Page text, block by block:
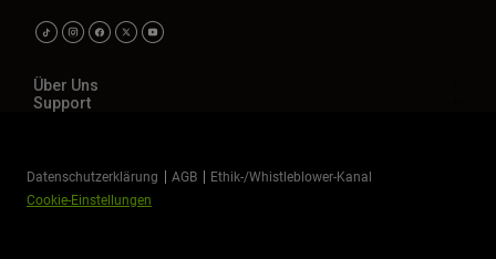
Über Uns
Support
Datenschutzerklärung AGB
Ethik-/Whistleblower-Kanal
Cookie-Einstellungen